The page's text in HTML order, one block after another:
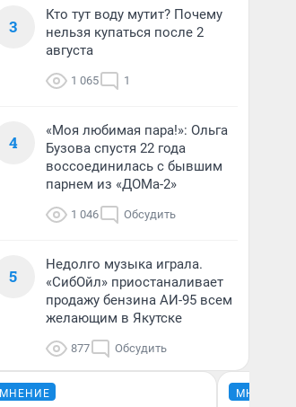
3
Кто тут воду мутит? Почему
нельзя купаться после 2
августа
1 065 1
4
«Моя любимая пара!»: Ольга
Бузова спустя 22 года
воссоединилась с бывшим
парнем из «ДОМа-2»
1 046 Обсудить
5
Недолго музыка играла.
«СибОйл» приостаналивает
продажу бензина АИ-95 всем
желающим в Якутске
877 Обсудить
МНЕНИЕ МНЕНИЕ